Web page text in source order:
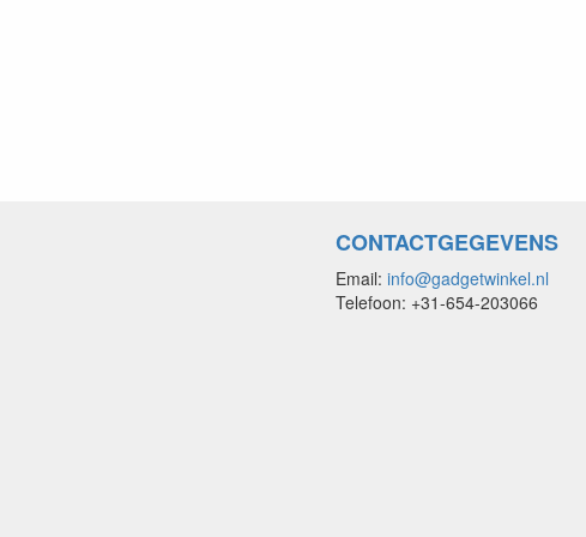
CONTACTGEGEVENS
Email: info@gadgetwinkel.nl
Telefoon: +31-654-203066